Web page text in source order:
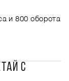
и 800 оборота
С